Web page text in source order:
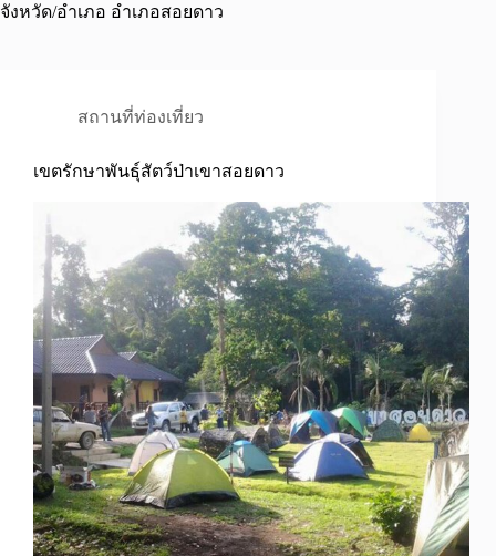
จังหวัด/อำเภอ อำเภอสอยดาว
สถานที่ท่องเที่ยว
เขตรักษาพันธุ์สัตว์ป่าเขาสอยดาว